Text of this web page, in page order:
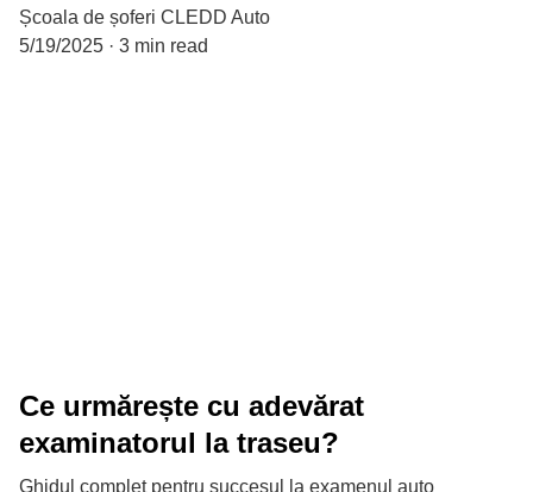
Școala de șoferi CLEDD Auto
5/19/2025
3 min read
Ce urmărește cu adevărat
examinatorul la traseu?
Ghidul complet pentru succesul la examenul auto